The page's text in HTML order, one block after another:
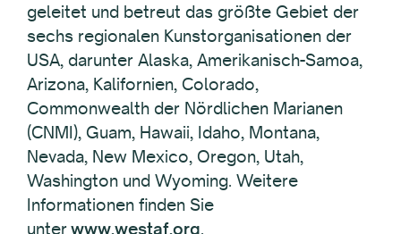
geleitet und betreut das größte Gebiet der
sechs regionalen Kunstorganisationen der
USA, darunter Alaska, Amerikanisch-Samoa,
Arizona, Kalifornien, Colorado,
Commonwealth der Nördlichen Marianen
(CNMI), Guam, Hawaii, Idaho, Montana,
Nevada, New Mexico, Oregon, Utah,
Washington und Wyoming. Weitere
Informationen finden Sie
unterwww.westaf.org.